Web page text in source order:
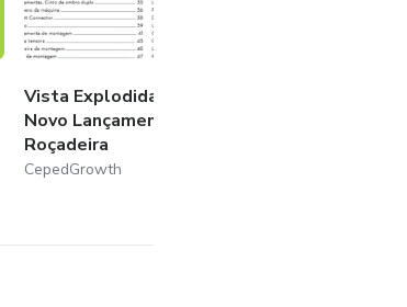
Vista Explodida da FS 221 -
Novo Lançamento
Roçadeira
CepedGrowth